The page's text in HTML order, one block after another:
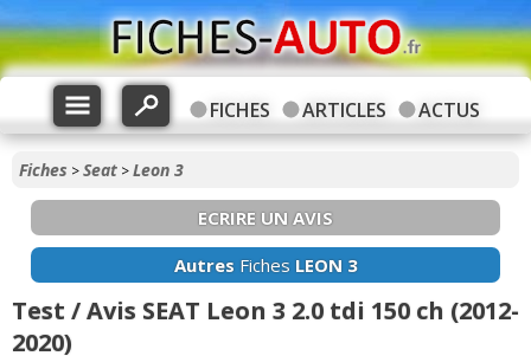
FICHES ARTICLES ACTUS
Fiches >Seat >Leon 3
ECRIRE UN AVIS
AutresFiches LEON 3
Test / Avis SEAT Leon 3 2.0 tdi 150 ch (2012-
2020)